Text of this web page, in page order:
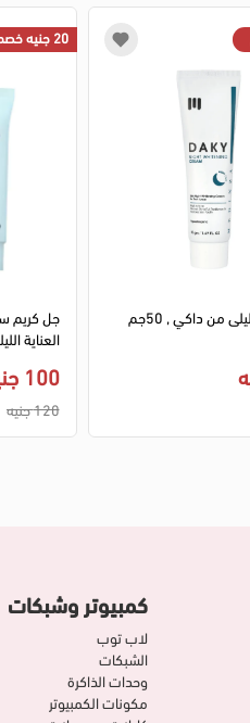
20 جنيه خصم
جل كريم
العناية
100 جنيه
120 جنيه
من داكي , 50جم
كمبيوتر وشبكات
لاب توب
الشبكات
وحدات الذاكرة
مكونات الكمبيوتر